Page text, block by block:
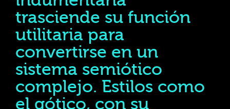
trasciende su función
utilitaria para
convertirse en un
sistema semiótico
complejo. Estilos como
el gótico, con su